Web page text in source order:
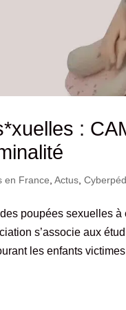
:
en France ,Actus ,
poupées sexuelles
s’associe aux
les enfants